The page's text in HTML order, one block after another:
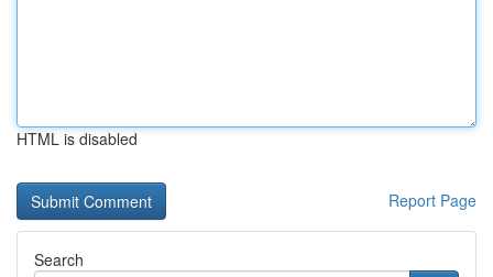
HTML is disabled
Report Page
Search